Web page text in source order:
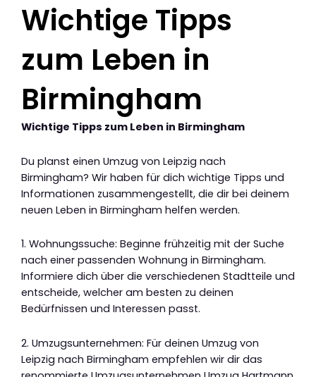
Wichtige Tipps
zum Leben in
Birmingham
Wichtige Tipps zum Leben in Birmingham
Du planst einen Umzug von Leipzig nach
Birmingham? Wir haben für dich wichtige Tipps und
Informationen zusammengestellt, die dir bei deinem
neuen Leben in Birmingham helfen werden.
1. Wohnungssuche: Beginne frühzeitig mit der Suche
nach einer passenden Wohnung in Birmingham.
Informiere dich über die verschiedenen Stadtteile und
entscheide, welcher am besten zu deinen
Bedürfnissen und Interessen passt.
2. Umzugsunternehmen: Für deinen Umzug von
Leipzig nach Birmingham empfehlen wir dir das